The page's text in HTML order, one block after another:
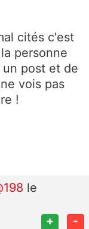
cités c'est
personne
post et de
vois pas
!
le
+ -